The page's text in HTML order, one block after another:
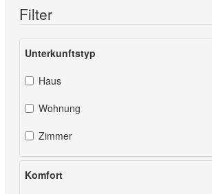
Filter
Unterkunftstyp
Haus
Wohnung
Zimmer
Komfort